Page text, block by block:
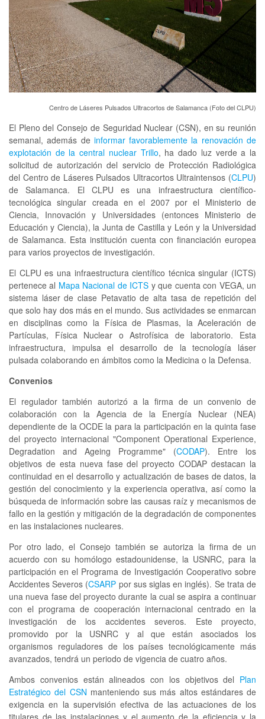
Centro de Láseres Pulsados Ultracortos de Salamanca (Foto del CLPU)
El Pleno del Consejo de Seguridad Nuclear (CSN), en su reunión
semanal, además de informar favorablemente la renovación de
explotación de la central nuclear Trillo, ha dado luz verde a la
solicitud de autorización del servicio de Protección Radiológica
del Centro de Láseres Pulsados Ultracortos Ultraintensos (CLPU)
de Salamanca. El CLPU es una infraestructura científico-
tecnológica singular creada en el 2007 por el Ministerio de
Ciencia, Innovación y Universidades (entonces Ministerio de
Educación y Ciencia), la Junta de Castilla y León y la Universidad
de Salamanca. Esta institución cuenta con financiación europea
para varios proyectos de investigación.
El CLPU es una infraestructura científico técnica singular (ICTS)
pertenece al Mapa Nacional de ICTS y que cuenta con VEGA, un
sistema láser de clase Petavatio de alta tasa de repetición del
que solo hay dos más en el mundo. Sus actividades se enmarcan
en disciplinas como la Física de Plasmas, la Aceleración de
Partículas, Física Nuclear o Astrofísica de laboratorio. Esta
infraestructura, impulsa el desarrollo de la tecnología láser
pulsada colaborando en ámbitos como la Medicina o la Defensa.
Convenios
El regulador también autorizó a la firma de un convenio de
colaboración con la Agencia de la Energía Nuclear (NEA)
dependiente de la OCDE la para la participación en la quinta fase
del proyecto internacional "Component Operational Experience,
Degradation and Ageing Programme" (CODAP). Entre los
objetivos de esta nueva fase del proyecto CODAP destacan la
continuidad en el desarrollo y actualización de bases de datos, la
gestión del conocimiento y la experiencia operativa, así como la
búsqueda de información sobre las causas raíz y mecanismos de
fallo en la gestión y mitigación de la degradación de componentes
en las instalaciones nucleares.
Por otro lado, el Consejo también se autoriza la firma de un
acuerdo con su homólogo estadounidense, la USNRC, para la
participación en el Programa de Investigación Cooperativo sobre
Accidentes Severos (CSARP por sus siglas en inglés). Se trata de
una nueva fase del proyecto durante la cual se aspira a continuar
con el programa de cooperación internacional centrado en la
investigación de los accidentes severos. Este proyecto,
promovido por la USNRC y al que están asociados los
organismos reguladores de los países tecnológicamente más
avanzados, tendrá un periodo de vigencia de cuatro años.
Ambos convenios están alineados con los objetivos del Plan
Estratégico del CSN manteniendo sus más altos estándares de
exigencia en la supervisión efectiva de las actuaciones de los
titulares de las instalaciones y el aumento de la eficiencia y la